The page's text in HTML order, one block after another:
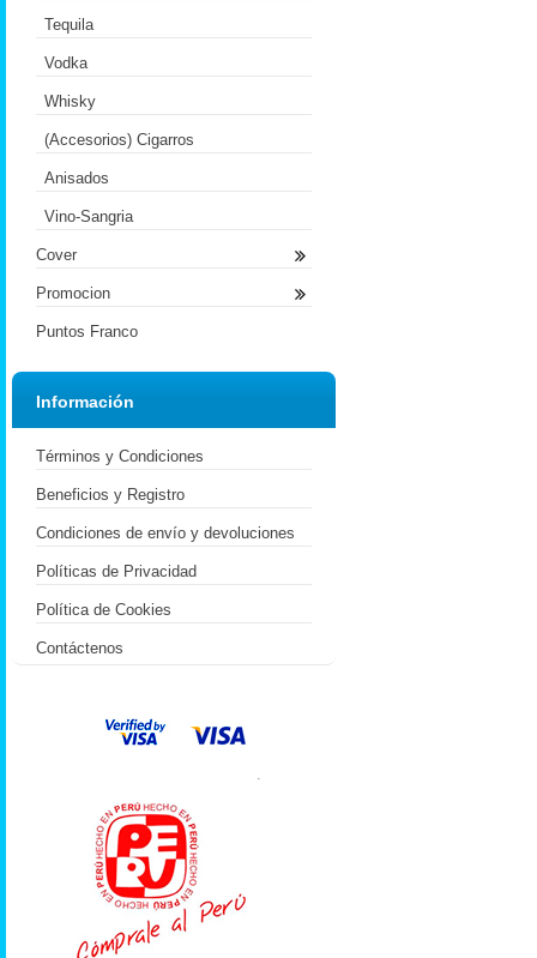
Tequila
Vodka
Whisky
(Accesorios) Cigarros
Anisados
Vino-Sangria
Cover
Promocion
Puntos Franco
Información
Términos y Condiciones
Beneficios y Registro
Condiciones de envío y devoluciones
Políticas de Privacidad
Política de Cookies
Contáctenos
.